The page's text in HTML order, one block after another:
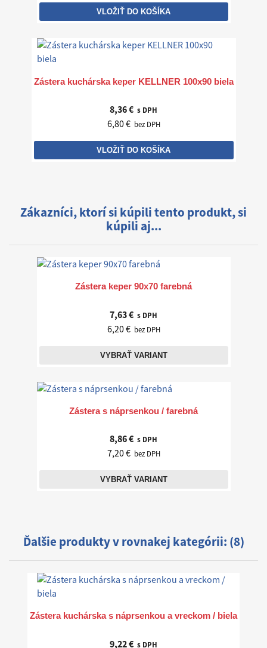
VLOŽIŤ DO KOŠÍKA
Zástera kuchárska keper KELLNER 100x90 biela
8,36 € s DPH
6,80 € bez DPH
VLOŽIŤ DO KOŠÍKA
Zákazníci, ktorí si kúpili tento produkt, si
kúpili aj...
Zástera keper 90x70 farebná
7,63 € s DPH
6,20 € bez DPH
VYBRAŤ VARIANT
Zástera s náprsenkou / farebná
8,86 € s DPH
7,20 € bez DPH
VYBRAŤ VARIANT
Ďalšie produkty v rovnakej kategórii: (8)
Zástera kuchárska s náprsenkou a vreckom / biela
9,22 € s DPH